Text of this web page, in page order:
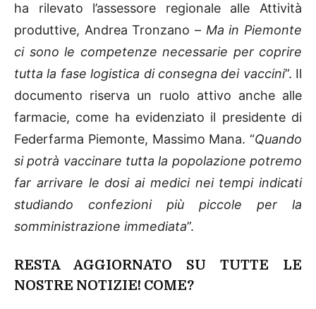
ha rilevato l’assessore regionale alle Attività
produttive, Andrea Tronzano – Ma in Piemonte
ci sono le competenze necessarie per coprire
tutta la fase logistica di consegna dei vaccini”. Il
documento riserva un ruolo attivo anche alle
farmacie, come ha evidenziato il presidente di
Federfarma Piemonte, Massimo Mana. “Quando
si potrà vaccinare tutta la popolazione potremo
far arrivare le dosi ai medici nei tempi indicati
studiando confezioni più piccole per la
somministrazione immediata”.
RESTA AGGIORNATO SU TUTTE LE
NOSTRE NOTIZIE! COME?